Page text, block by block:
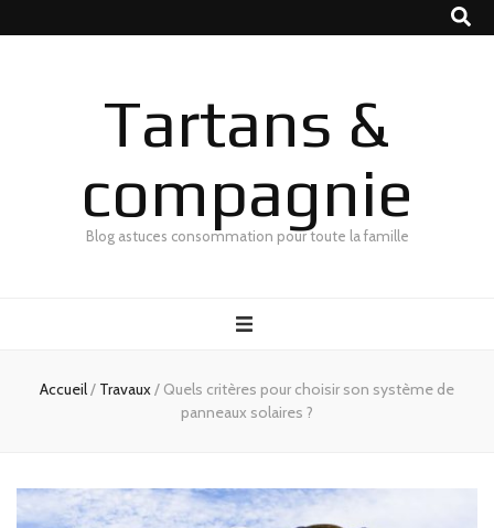
Tartans &
compagnie
Blog astuces consommation pour toute la famille
Accueil/ Travaux/ Quels critères pour choisir son système de
panneaux solaires ?